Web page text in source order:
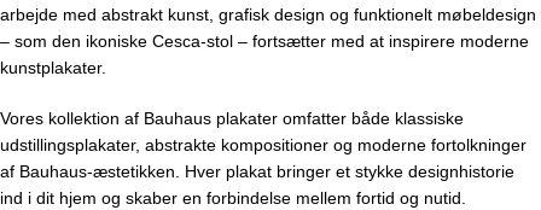
arbejde med abstrakt kunst, grafisk design og funktionelt møbeldesign
– som den ikoniske Cesca-stol – fortsætter med at inspirere moderne
kunstplakater.
Vores kollektion af Bauhaus plakater omfatter både klassiske
udstillingsplakater, abstrakte kompositioner og moderne fortolkninger
af Bauhaus-æstetikken. Hver plakat bringer et stykke designhistorie
ind i dit hjem og skaber en forbindelse mellem fortid og nutid.